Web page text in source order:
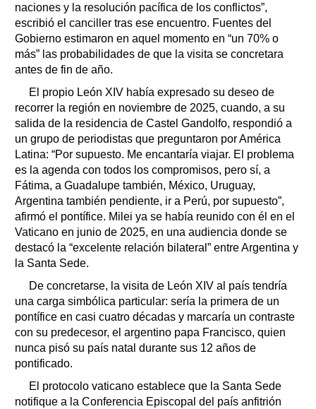
naciones y la resolución pacífica de los conflictos”,
escribió el canciller tras ese encuentro. Fuentes del
Gobierno estimaron en aquel momento en “un 70% o
más” las probabilidades de que la visita se concretara
antes de fin de año.
El propio León XIV había expresado su deseo de
recorrer la región en noviembre de 2025, cuando, a su
salida de la residencia de Castel Gandolfo, respondió a
un grupo de periodistas que preguntaron por América
Latina: “Por supuesto. Me encantaría viajar. El problema
es la agenda con todos los compromisos, pero sí, a
Fátima, a Guadalupe también, México, Uruguay,
Argentina también pendiente, ir a Perú, por supuesto”,
afirmó el pontífice. Milei ya se había reunido con él en el
Vaticano en junio de 2025, en una audiencia donde se
destacó la “excelente relación bilateral” entre Argentina y
la Santa Sede.
De concretarse, la visita de León XIV al país tendría
una carga simbólica particular: sería la primera de un
pontífice en casi cuatro décadas y marcaría un contraste
con su predecesor, el argentino papa Francisco, quien
nunca pisó su país natal durante sus 12 años de
pontificado.
El protocolo vaticano establece que la Santa Sede
notifique a la Conferencia Episcopal del país anfitrión